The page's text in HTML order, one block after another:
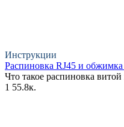
Инструкции
Распиновка RJ45 и
Что такое распиновка
1 55.8к.